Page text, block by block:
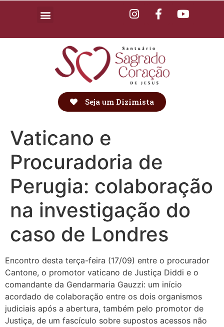
Seja um Dizimista
Vaticano e
Procuradoria de
Perugia: colaboração
na investigação do
caso de Londres
Encontro desta terça-feira (17/09) entre o procurador
Cantone, o promotor vaticano de Justiça Diddi e o
comandante da Gendarmaria Gauzzi: um início
acordado de colaboração entre os dois organismos
judiciais após a abertura, também pelo promotor de
Justiça, de um fascículo sobre supostos acessos não